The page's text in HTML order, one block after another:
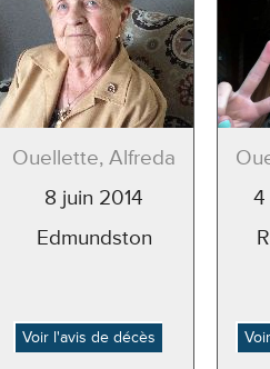
Ouellette, Alfreda
8 juin 2014
Edmundston
Voir l'avis de décès
4